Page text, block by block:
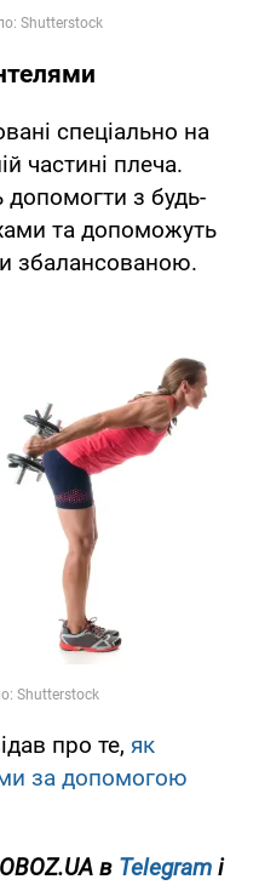
спеціально на
частині плеча.
з будь-
та допоможуть
збалансованою.
про те, як
за допомогою
в Telegram і